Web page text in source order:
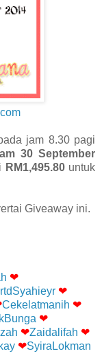
jam 8.30 pagi
30 September
RM1,495.80untuk
Giveaway ini.
❤
❤
Cekelatmanih ❤
❤
❤Zaidalifah ❤
❤SyiraLokman